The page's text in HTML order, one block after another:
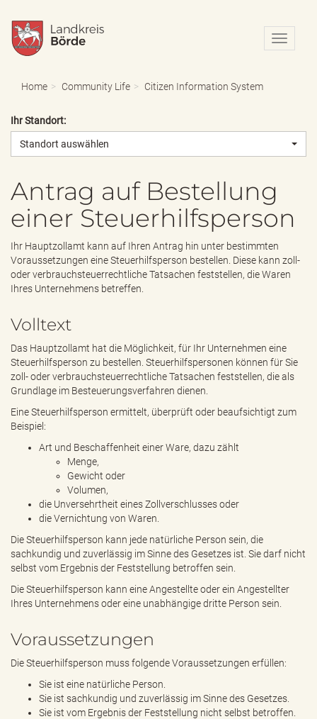
N
a
o
-
u
s
d
e
n
Home Community Life Citizen Information System
Ihr Standort:
Standort auswählen
Antrag auf Bestellung
einer Steuerhilfsperson
Ihr Hauptzollamt kann auf Ihren Antrag hin unter bestimmten
Voraussetzungen eine Steuerhilfsperson bestellen. Diese kann zoll-
oder verbrauchsteuerrechtliche Tatsachen feststellen, die Waren
Ihres Unternehmens betreffen.
Volltext
Das Hauptzollamt hat die Möglichkeit, für Ihr Unternehmen eine
Steuerhilfsperson zu bestellen. Steuerhilfspersonen können für Sie
zoll- oder verbrauchsteuerrechtliche Tatsachen feststellen, die als
Grundlage im Besteuerungsverfahren dienen.
Eine Steuerhilfsperson ermittelt, überprüft oder beaufsichtigt zum
Beispiel:
Art und Beschaffenheit einer Ware, dazu zählt
Menge,
Gewicht oder
Volumen,
die Unversehrtheit eines Zollverschlusses oder
die Vernichtung von Waren.
Die Steuerhilfsperson kann jede natürliche Person sein, die
sachkundig und zuverlässig im Sinne des Gesetzes ist. Sie darf nicht
selbst vom Ergebnis der Feststellung betroffen sein.
Die Steuerhilfsperson kann eine Angestellte oder ein Angestellter
Ihres Unternehmens oder eine unabhängige dritte Person sein.
Voraussetzungen
Die Steuerhilfsperson muss folgende Voraussetzungen erfüllen:
Sie ist eine natürliche Person.
Sie ist sachkundig und zuverlässig im Sinne des Gesetzes.
Sie ist vom Ergebnis der Feststellung nicht selbst betroffen.